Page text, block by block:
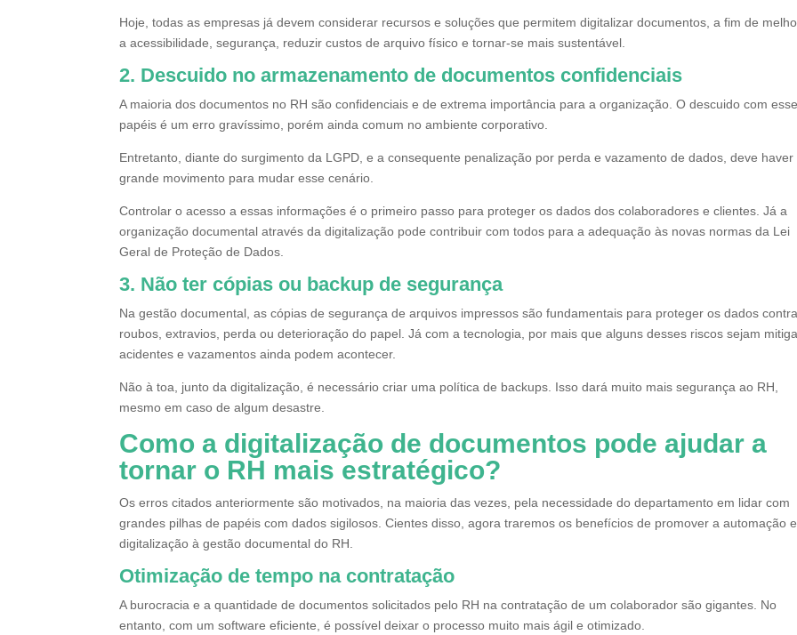
Hoje, todas as empresas já devem considerar recursos e soluções que permitem digitalizar documentos, a fim de
a acessibilidade, segurança, reduzir custos de arquivo físico e tornar-se mais sustentável.
2. Descuido no armazenamento de documentos confidenciais
A maioria dos documentos no RH são confidenciais e de extrema importância para a organização. O descuido com
papéis é um erro gravíssimo, porém ainda comum no ambiente corporativo.
Entretanto, diante do surgimento da LGPD, e a consequente penalização por perda e vazamento de dados, deve haver
grande movimento para mudar esse cenário.
Controlar o acesso a essas informações é o primeiro passo para proteger os dados dos colaboradores e clientes. Já a
organização documental através da digitalização pode contribuir com todos para a adequação às novas normas da Lei
Geral de Proteção de Dados.
3. Não ter cópias ou backup de segurança
Na gestão documental, as cópias de segurança de arquivos impressos são fundamentais para proteger os dados contra
roubos, extravios, perda ou deterioração do papel. Já com a tecnologia, por mais que alguns desses riscos sejam
acidentes e vazamentos ainda podem acontecer.
Não à toa, junto da digitalização, é necessário criar uma política de backups. Isso dará muito mais segurança ao RH,
mesmo em caso de algum desastre.
Como a digitalização de documentos pode ajudar a
tornar o RH mais estratégico?
Os erros citados anteriormente são motivados, na maioria das vezes, pela necessidade do departamento em lidar com
grandes pilhas de papéis com dados sigilosos. Cientes disso, agora traremos os benefícios de promover a automação e
digitalização à gestão documental do RH.
Otimização de tempo na contratação
A burocracia e a quantidade de documentos solicitados pelo RH na contratação de um colaborador são gigantes. No
entanto, com um software eficiente, é possível deixar o processo muito mais ágil e otimizado.